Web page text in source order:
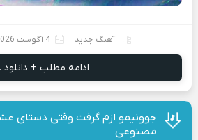
آهنگ جدید 4 آگوست 2026
ادامه مطلب + دانلود
جوونیمو ازم گرفت وقتی دستای
مصنوعی –